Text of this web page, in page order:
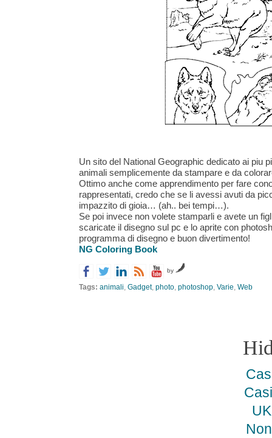
Un sito del National Geographic dedicato ai piu
animali semplicemente da stampare e da
Ottimo anche come apprendimento per fare
rappresentati, credo che se li avessi avuti da
impazzito di gioia… (ah.. bei tempi…).
Se poi invece non volete stamparli e avete un
scaricate il disegno sul pc e lo aprite con
programma di disegno e buon divertimento!
NG Coloring Book
by
Tags: animali Gadget, photo photoshop Varie Web